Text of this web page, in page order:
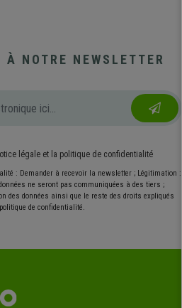
NOTRE NEWSLETTER
légale et la politique de confidentialité
: Demander à recevoir la newsletter ; Légitimation :
ne seront pas communiquées à des tiers ;
des données ainsi que le reste des droits expliqués
de confidentialité.